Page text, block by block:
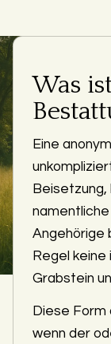
Was
Eine
Beisetzung,
namentliche
Angehörige
Regel keine
Grabstein
Diese
wenn der